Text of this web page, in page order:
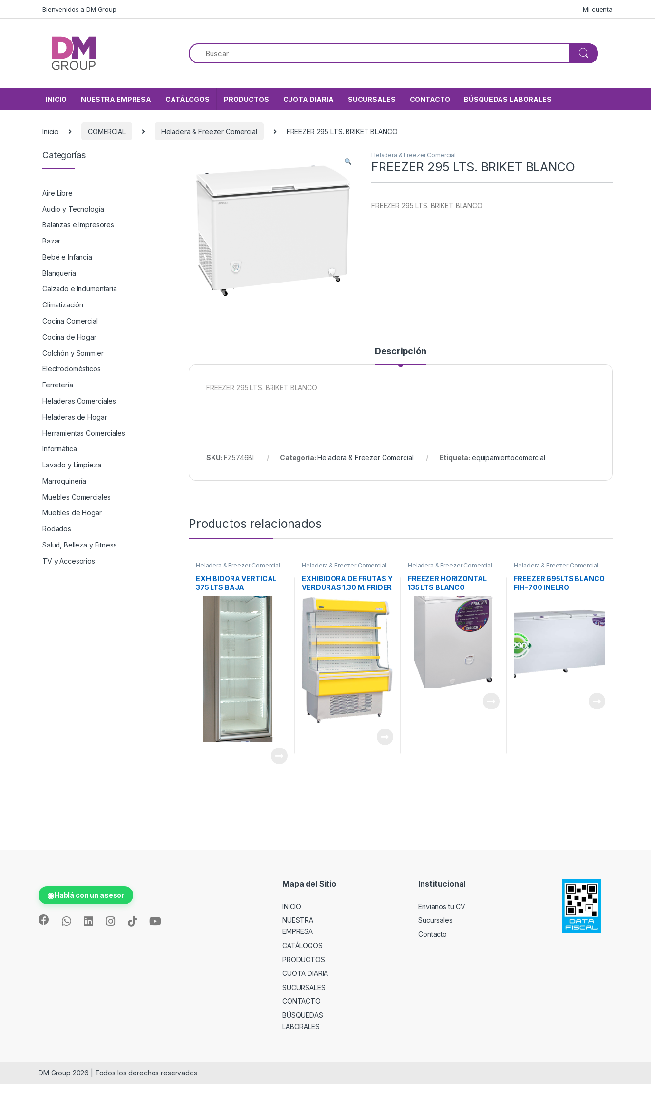
Bienvenidos a DM Group Mi cuenta
INICIO NUESTRA EMPRESA CATÁLOGOS PRODUCTOS CUOTA DIARIA SUCURSALES CONTACTO BÚSQUEDAS LABORALES
Inicio COMERCIAL Heladera & Freezer Comercial FREEZER 295 LTS. BRIKET BLANCO
Heladera & Freezer Comercial
FREEZER 295 LTS. BRIKET BLANCO
FREEZER 295 LTS. BRIKET BLANCO
Descripción
FREEZER 295 LTS. BRIKET BLANCO
SKU:FZ5746BI Categoría:Heladera & Freezer Comercial Etiqueta: equipamientocomercial
Productos relacionados
Heladera & Freezer Comercial
EXHIBIDORA VERTICAL
375 LTS BAJA
TEMPERATURA
Heladera & Freezer Comercial
EXHIBIDORA DE FRUTAS Y
VERDURAS 1.30 M. FRIDER
Heladera & Freezer Comercial
FREEZER HORIZONTAL
135 LTS BLANCO
FIH130A+ INELRO
Heladera & Freezer Comercial
FREEZER 695LTS BLANCO
FIH-700 INELRO
Categorías
Aire Libre
Audio y Tecnología
Balanzas e Impresores
Bazar
Bebé e Infancia
Blanquería
Calzado e Indumentaria
Climatización
Cocina Comercial
Cocina de Hogar
Colchón y Sommier
Electrodomésticos
Ferretería
Heladeras Comerciales
Heladeras de Hogar
Herramientas Comerciales
Informática
Lavado y Limpieza
Marroquinería
Muebles Comerciales
Muebles de Hogar
Rodados
Salud, Belleza y Fitness
TV y Accesorios
◉Hablá con un asesor
Mapa del Sitio
INICIO
NUESTRA
EMPRESA
CATÁLOGOS
PRODUCTOS
CUOTA DIARIA
SUCURSALES
CONTACTO
BÚSQUEDAS
LABORALES
Institucional
Envianos tu CV
Sucursales
Contacto
DM Group 2026 | Todos los derechos reservados